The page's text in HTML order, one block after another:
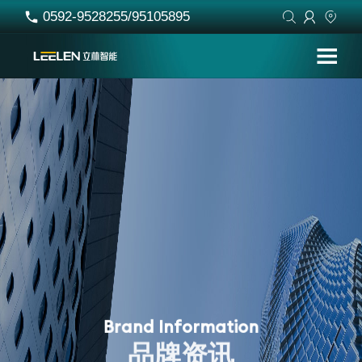
 0592-9528255/95105895   
Brand Information
品牌资讯